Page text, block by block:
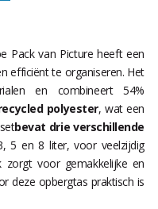
Pack van Picture heeft een
efficiënt te organiseren. Het
en combineert 54%
polyester, wat een
bevat drie verschillende
5 en 8 liter, voor veelzijdig
zorgt voor gemakkelijke en
deze opbergtas praktisch is